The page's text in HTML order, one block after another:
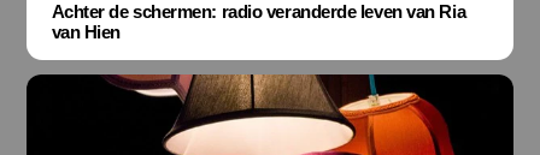
Achter de schermen: radio veranderde leven van Ria
van Hien